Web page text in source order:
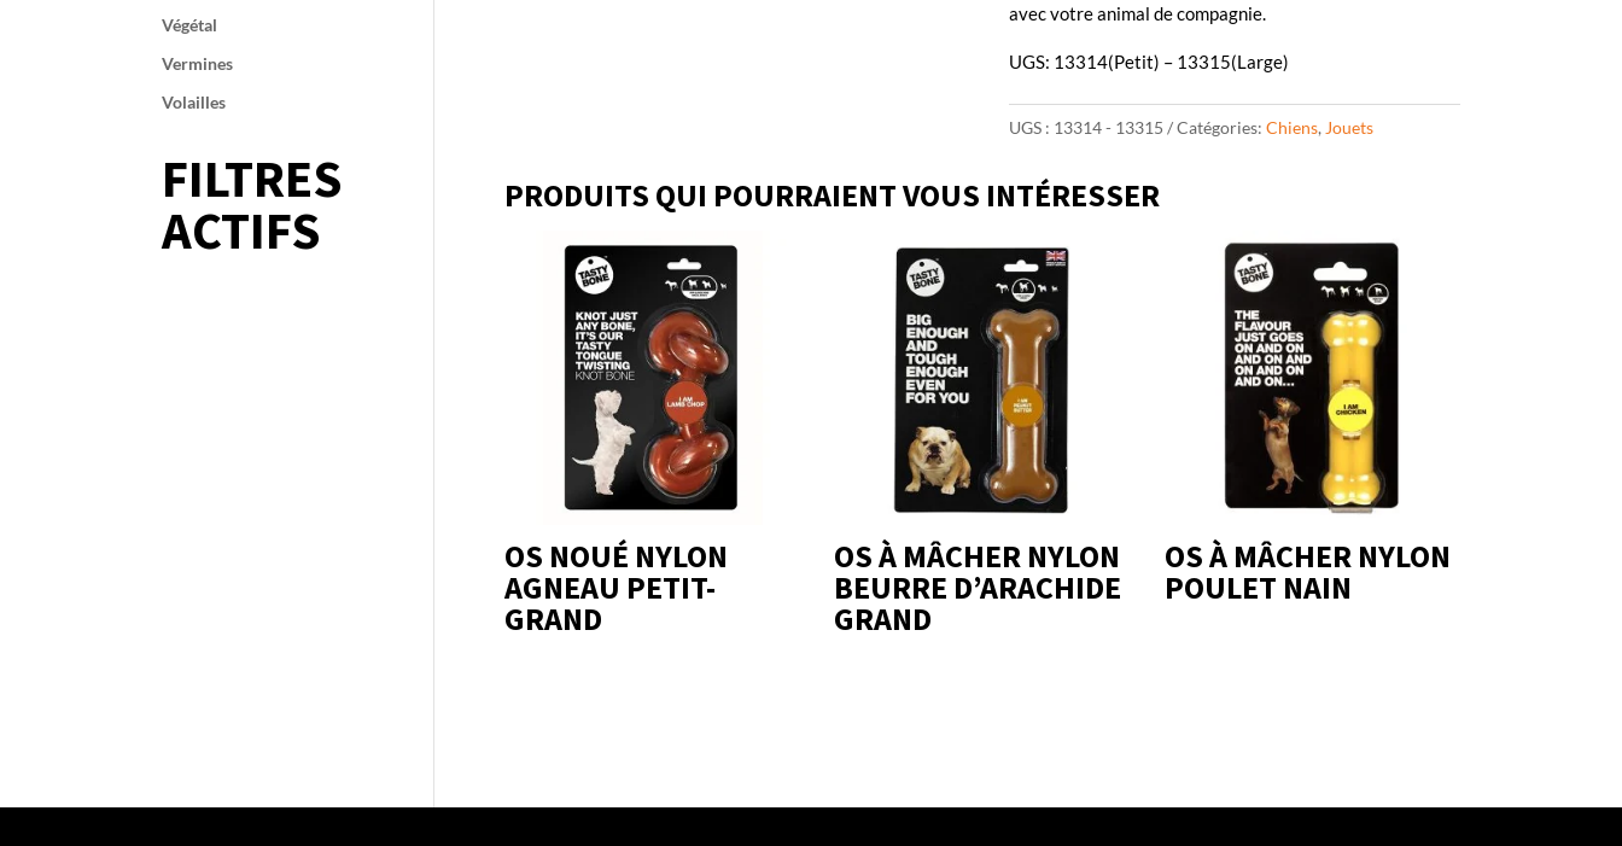
avec votre animal de compagnie.
UGS: 13314(Petit) – 13315(Large)
UGS : 13314 - 13315 Catégories: Chiens, Jouets
PRODUITS QUI POURRAIENT VOUS INTÉRESSER
OS NOUÉ NYLON
AGNEAU PETIT-
GRAND
OS À MÂCHER NYLON
BEURRE D’ARACHIDE
GRAND
OS À MÂCHER NYLON
POULET NAIN
Végétal
Vermines
Volailles
FILTRES
ACTIFS